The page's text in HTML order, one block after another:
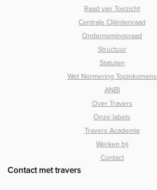
Raad van Toezicht
Centrale Cliëntenraad
Ondernemingsraad
Structuur
Statuten
Wet Normering Topinkomens
ANBI
Over Travers
Onze labels
Travers Academie
Werken bij
Contact
Contact met travers